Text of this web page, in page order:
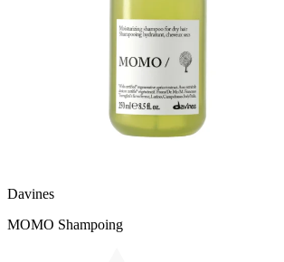
Davines
MOMO Shampoing